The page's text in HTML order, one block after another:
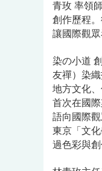
青玫 率領
創作歷程
讓國際觀
染の小道
友禪）染
地方文化
首次在國
語向國際
東京 「 文
過色彩與創